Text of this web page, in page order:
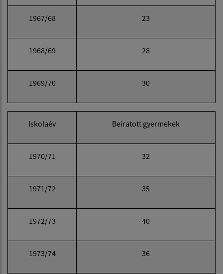
1967/68 23
1968/69 28
1969/70 30
Iskolaév Beíratott gyermekek
1970/71 32
1971/72 35
1972/73 40
1973/74 36